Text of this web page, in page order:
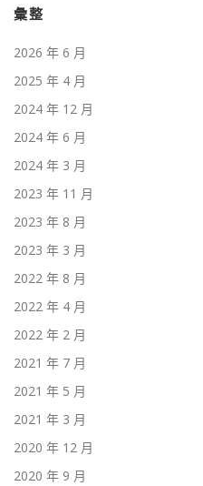
彙整
2026 年 6 月
2025 年 4 月
2024 年 12 月
2024 年 6 月
2024 年 3 月
2023 年 11 月
2023 年 8 月
2023 年 3 月
2022 年 8 月
2022 年 4 月
2022 年 2 月
2021 年 7 月
2021 年 5 月
2021 年 3 月
2020 年 12 月
2020 年 9 月